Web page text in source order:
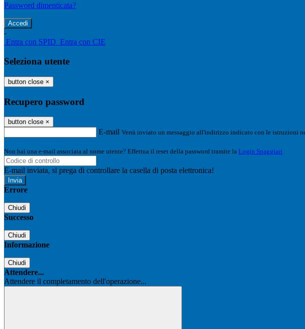
Password dimenticata?
-
Entra con SPID Entra con CIE
Seleziona utente
button close ×
Recupero password
button close ×
E-mail Verrà inviato un messaggio all'indirizzo indicato con le istruzioni
Non hai una e-mail associata al nome utente? Effettua il reset della password tramite la Login Spaggiari
E-mail inviata, si prega di controllare la casella di posta elettronica!
Errore
Chiudi
Successo
Chiudi
Informazione
Chiudi
Attendere...
Attendere il completamento dell'operazione...